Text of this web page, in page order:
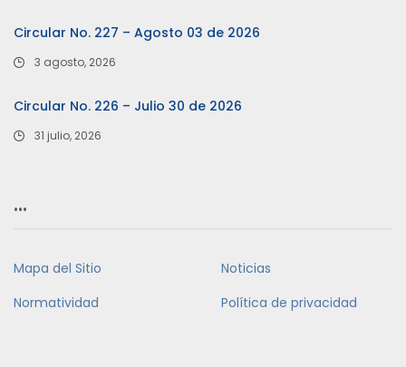
Circular No. 227 – Agosto 03 de 2026
3 agosto, 2026
Circular No. 226 – Julio 30 de 2026
31 julio, 2026
…
Mapa del Sitio
Noticias
Normatividad
Política de privacidad